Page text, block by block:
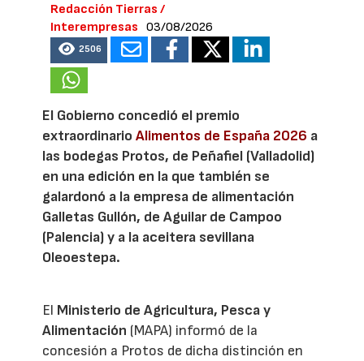
Redacción Tierras /
Interempresas
03/08/2026
2506
El Gobierno concedió el premio
extraordinarioAlimentos de España 2026 a
las bodegas Protos, de Peñafiel (Valladolid)
en una edición en la que también se
galardonó a la empresa de alimentación
Galletas Gullón, de Aguilar de Campoo
(Palencia) y a la aceitera sevillana
Oleoestepa.
El Ministerio de Agricultura, Pesca y
Alimentación (MAPA) informó de la
concesión a Protos de dicha distinción en